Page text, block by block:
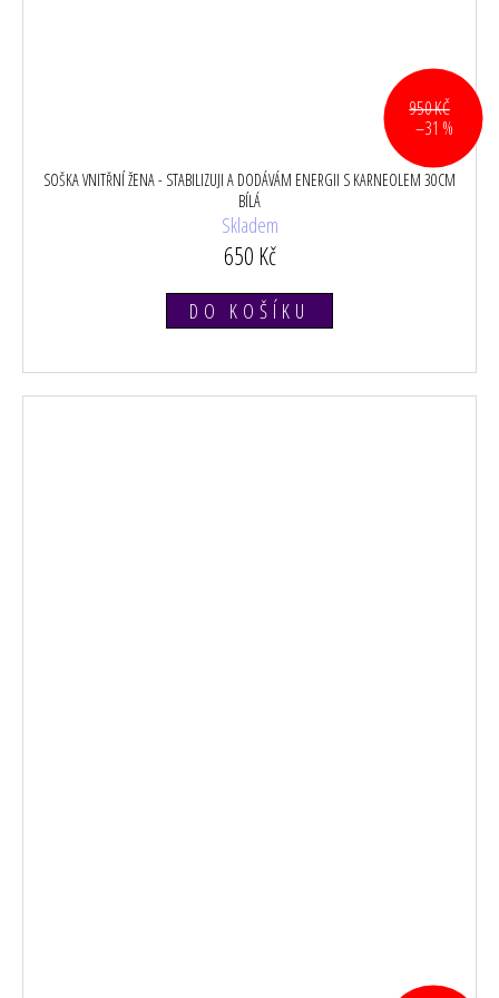
950 KČ
–31 %
SOŠKA VNITŘNÍ ŽENA - STABILIZUJI A DODÁVÁM ENERGII S KARNEOLEM 30CM
BÍLÁ
Skladem
650 Kč
DO KOŠÍKU